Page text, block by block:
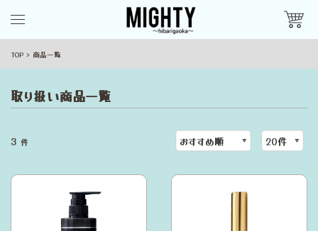
TOP 商品一覧
取り扱い商品一覧
3 件